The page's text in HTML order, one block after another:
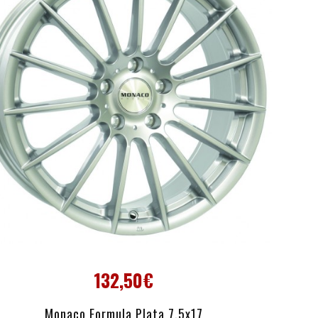
132,50€
Monaco Formula Plata 7.5x17
AÑADIR AL CARRITO